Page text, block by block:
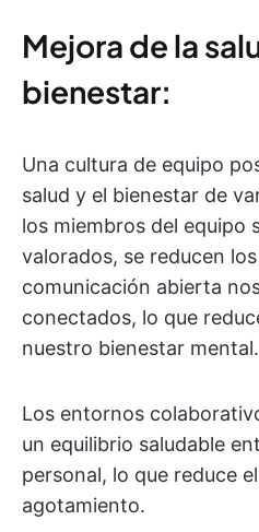
Mejora de la
bienestar:
Una cultura de equipo
salud y el bienestar de
los miembros del equipo
valorados, se reducen
comunicación abierta
conectados, lo que
nuestro bienestar mental.
Los entornos
un equilibrio saludable
personal, lo que reduce
agotamiento.